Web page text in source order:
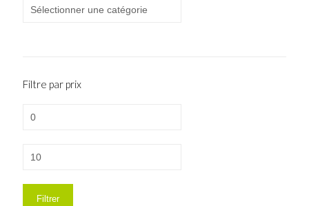
Filtre par prix
min
max
Filtrer